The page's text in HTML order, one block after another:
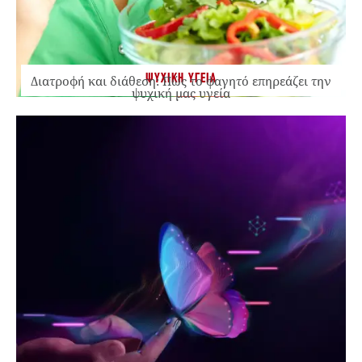
ΨΥΧΙΚΗ ΥΓΕΙΑ
Διατροφή και διάθεση: Πώς το φαγητό επηρεάζει την
ψυχική μας υγεία